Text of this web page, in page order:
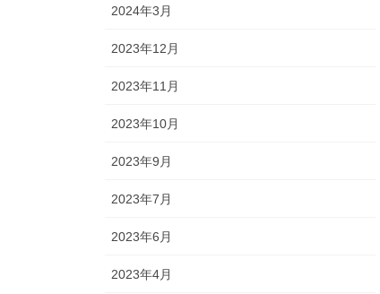
2024年3月
2023年12月
2023年11月
2023年10月
2023年9月
2023年7月
2023年6月
2023年4月